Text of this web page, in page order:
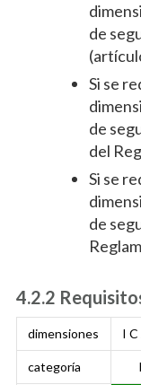
de
Si se
de
del
Si se
de
4.2.2
dimensiones I
categoría